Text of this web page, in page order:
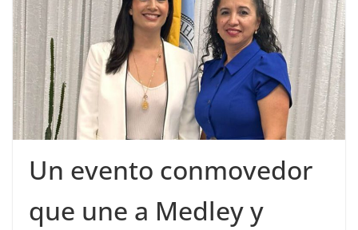
Un evento conmovedor
que une a Medley y